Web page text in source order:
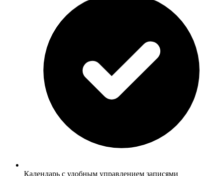
Календарь с удобным управлением записями